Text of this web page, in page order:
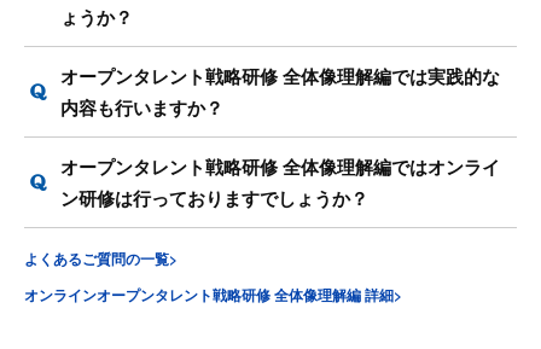
ょうか？
オープンタレント戦略研修 全体像理解編では実践的な
内容も行いますか？
オープンタレント戦略研修 全体像理解編ではオンライ
ン研修は行っておりますでしょうか？
よくあるご質問の一覧>
オンラインオープンタレント戦略研修 全体像理解編 詳細>